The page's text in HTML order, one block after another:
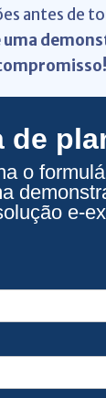
antes de
uma
de
o
e-